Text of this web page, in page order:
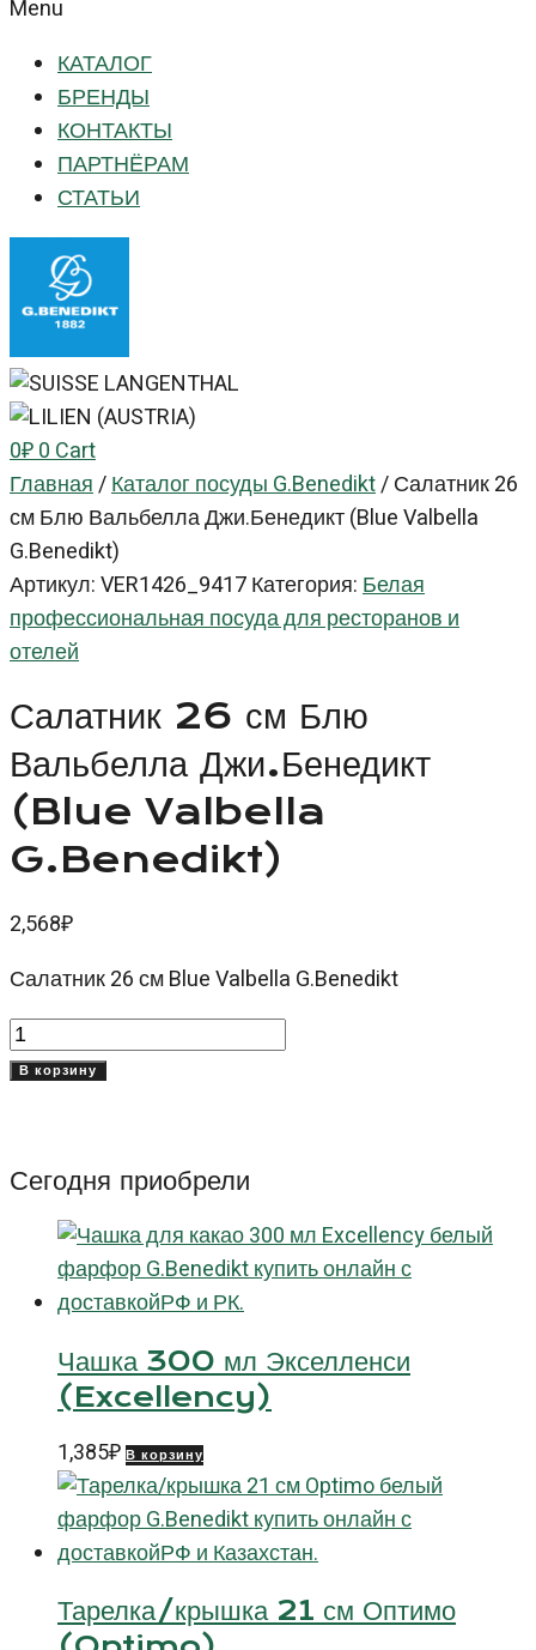
Menu
КАТАЛОГ
БРЕНДЫ
КОНТАКТЫ
ПАРТНЁРАМ
СТАТЬИ
0₽0Cart
Главная/Каталог посуды G.Benedikt/Салатник 26
см Блю Вальбелла Джи.Бенедикт (Blue Valbella
G.Benedikt)
Артикул:VER1426_9417Категория:Белая
профессиональная посуда для ресторанов и
отелей
Салатник 26 см Блю
Вальбелла Джи.Бенедикт
(Blue Valbella
G.Benedikt)
2,568₽
Салатник 26 см Blue Valbella G.Benedikt
Количество
товара
см
Блю
Вальбелла
Джи.Бенедикт
(Blue
G.Benedikt)
В корзину
Сегодня приобрели
Чашка 300 мл Экселленси
(Excellency)
1,385₽ В корзину
Тарелка/крышка 21 см Оптимо